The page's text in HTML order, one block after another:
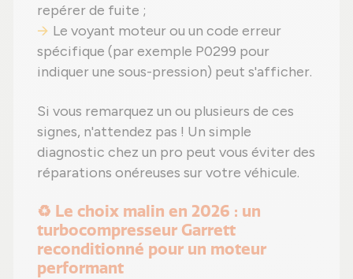
repérer de fuite ;
Le voyant moteur ou un code erreur
spécifique (par exemple P0299 pour
indiquer une sous-pression) peut s'afficher.
Si vous remarquez un ou plusieurs de ces
signes, n'attendez pas ! Un simple
diagnostic chez un pro peut vous éviter des
réparations onéreuses sur votre véhicule.
♻️ Le choix malin en 2026 : un
turbocompresseur Garrett
reconditionné pour un moteur
performant